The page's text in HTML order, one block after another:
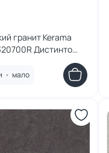
гранит Kerama
Дистинто
обрезной 15х60x9
• мало